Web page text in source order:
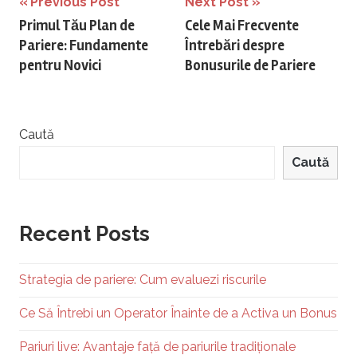
Navigare
în
articole
Primul Tău Plan de
Pariere: Fundamente
pentru Novici
Cele Mai Frecvente
Întrebări despre
Bonusurile de Pariere
Caută
Caută
Recent Posts
Strategia de pariere: Cum evaluezi riscurile
Ce Să Întrebi un Operator Înainte de a Activa un Bonus
Pariuri live: Avantaje față de pariurile tradiționale